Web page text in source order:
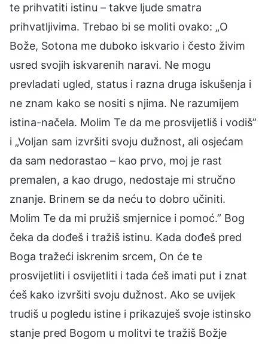
te prihvatiti istinu – takve ljude smatra
prihvatljivima. Trebao bi se moliti ovako: „O
Bože, Sotona me duboko iskvario i često živim
usred svojih iskvarenih naravi. Ne mogu
prevladati ugled, status i razna druga iskušenja i
ne znam kako se nositi s njima. Ne razumijem
istina-načela. Molim Te da me prosvijetliš i vodiš”
i „Voljan sam izvršiti svoju dužnost, ali osjećam
da sam nedorastao – kao prvo, moj je rast
premalen, a kao drugo, nedostaje mi stručno
znanje. Brinem se da neću to dobro učiniti.
Molim Te da mi pružiš smjernice i pomoć.” Bog
čeka da dođeš i tražiš istinu. Kada dođeš pred
Boga tražeći iskrenim srcem, On će te
prosvijetliti i osvijetliti i tada ćeš imati put i znat
ćeš kako izvršiti svoju dužnost. Ako se uvijek
trudiš u pogledu istine i prikazuješ svoje istinsko
stanje pred Bogom u molitvi te tražiš Božje